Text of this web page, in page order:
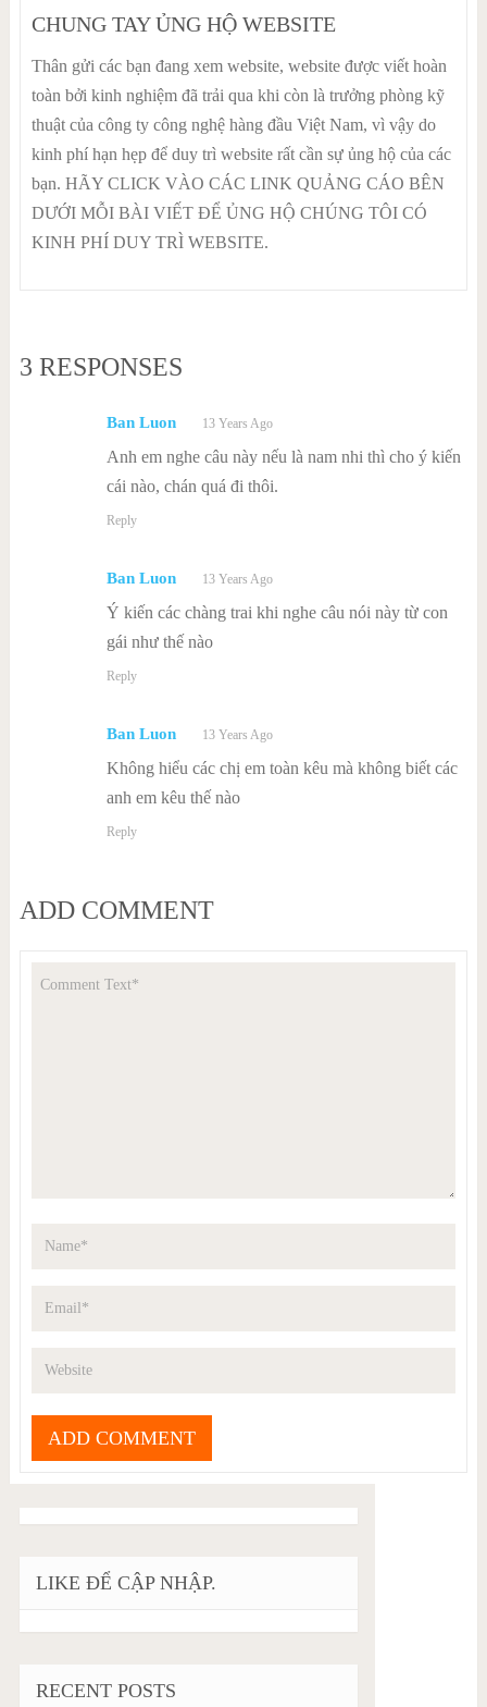
CHUNG TAY ỦNG HỘ WEBSITE
Thân gửi các bạn đang xem website, website được viết hoàn
toàn bởi kinh nghiệm đã trải qua khi còn là trưởng phòng kỹ
thuật của công ty công nghệ hàng đầu Việt Nam, vì vậy do
kinh phí hạn hẹp để duy trì website rất cần sự ủng hộ của các
bạn. HÃY CLICK VÀO CÁC LINK QUẢNG CÁO BÊN
DƯỚI MỖI BÀI VIẾT ĐỂ ỦNG HỘ CHÚNG TÔI CÓ
KINH PHÍ DUY TRÌ WEBSITE.
3 RESPONSES
Ban Luon 13 Years Ago
Anh em nghe câu này nếu là nam nhi thì cho ý kiến
cái nào, chán quá đi thôi.
Reply
Ban Luon 13 Years Ago
Ý kiến các chàng trai khi nghe câu nói này từ con
gái như thế nào
Reply
Ban Luon 13 Years Ago
Không hiểu các chị em toàn kêu mà không biết các
anh em kêu thế nào
Reply
ADD COMMENT
LIKE ĐỂ CẬP NHẬP.
RECENT POSTS